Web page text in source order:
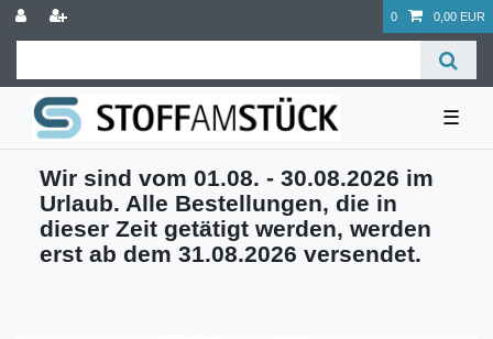
0 0,00 EUR
☰
Wir sind vom 01.08. - 30.08.2026 im
Urlaub. Alle Bestellungen, die in
dieser Zeit getätigt werden, werden
erst ab dem 31.08.2026 versendet.